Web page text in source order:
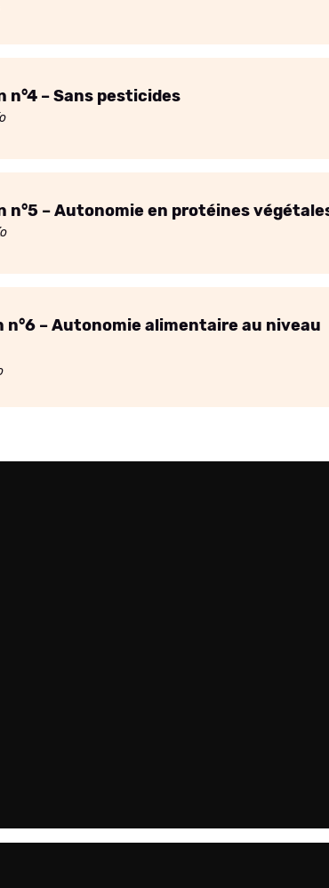
n°4 – Sans pesticides
n°5 – Autonomie en protéines
n°6 – Autonomie alimentaire au niveau